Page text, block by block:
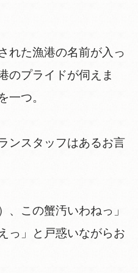
れた漁港の名前が入っ
のプライドが伺えま
一つ。
ンスタッフはあるお言
、この蟹汚いわねっ」
っ」と戸惑いながらお